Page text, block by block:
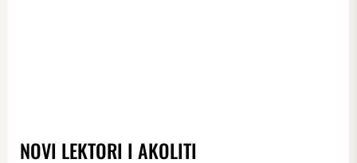
NOVI LEKTORI I AKOLITI